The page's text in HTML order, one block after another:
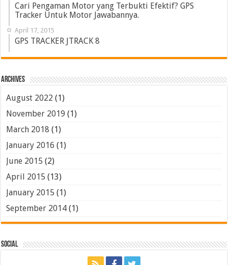
Cari Pengaman Motor yang Terbukti Efektif? GPS
Tracker Untuk Motor Jawabannya.
April 17, 2015
GPS TRACKER JTRACK 8
Archives
August 2022 (1)
November 2019 (1)
March 2018 (1)
January 2016 (1)
June 2015 (2)
April 2015 (13)
January 2015 (1)
September 2014 (1)
Social